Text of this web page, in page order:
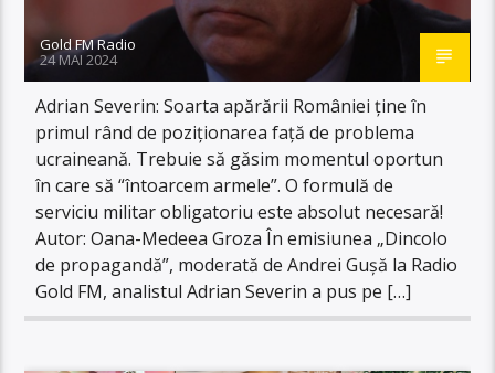
Gold FM Radio
24 MAI 2024
Adrian Severin: Soarta apărării României ține în
primul rând de poziționarea față de problema
ucraineană. Trebuie să găsim momentul oportun
în care să “întoarcem armele”. O formulă de
serviciu militar obligatoriu este absolut necesară!
Autor: Oana-Medeea Groza În emisiunea „Dincolo
de propagandă”, moderată de Andrei Gușă la Radio
Gold FM, analistul Adrian Severin a pus pe […]